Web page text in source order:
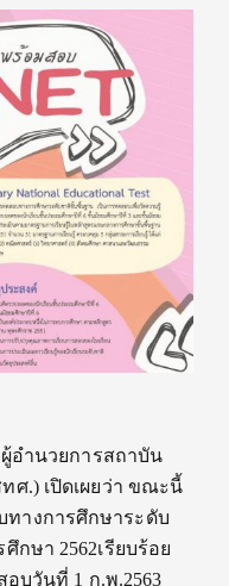
อำนวยการสถาบัน
ศ.) เปิดเผยว่า ขณะนี้
างการศึกษาระดับ
กษา 2562เรียบร้อย
บวันที่ 1 ก.พ.2563